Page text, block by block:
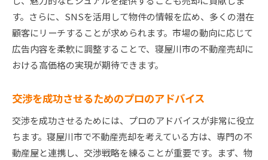
す。さらに、SNSを活用して物件の情報を広め、多くの潜在
顧客にリーチすることが求められます。市場の動向に応じて
広告内容を柔軟に調整することで、寝屋川市の不動産売却に
おける高価格の実現が期待できます。
交渉を成功させるためのプロのアドバイス
交渉を成功させるためには、プロのアドバイスが非常に役立
ちます。寝屋川市で不動産売却を考えている方は、専門の不
動産屋と連携し、交渉戦略を練ることが重要です。まず、物